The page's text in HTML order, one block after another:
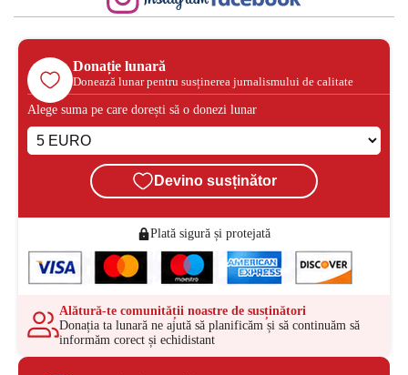
Donație lunară
Donează lunar pentru susținerea jurnalismului de calitate
Alege suma pe care dorești să o donezi lunar
Devino susținător
Plată sigură și protejată
Alătură-te comunității noastre de susținători
Donația ta lunară ne ajută să planificăm și să continuăm să
informăm corect și echidistant